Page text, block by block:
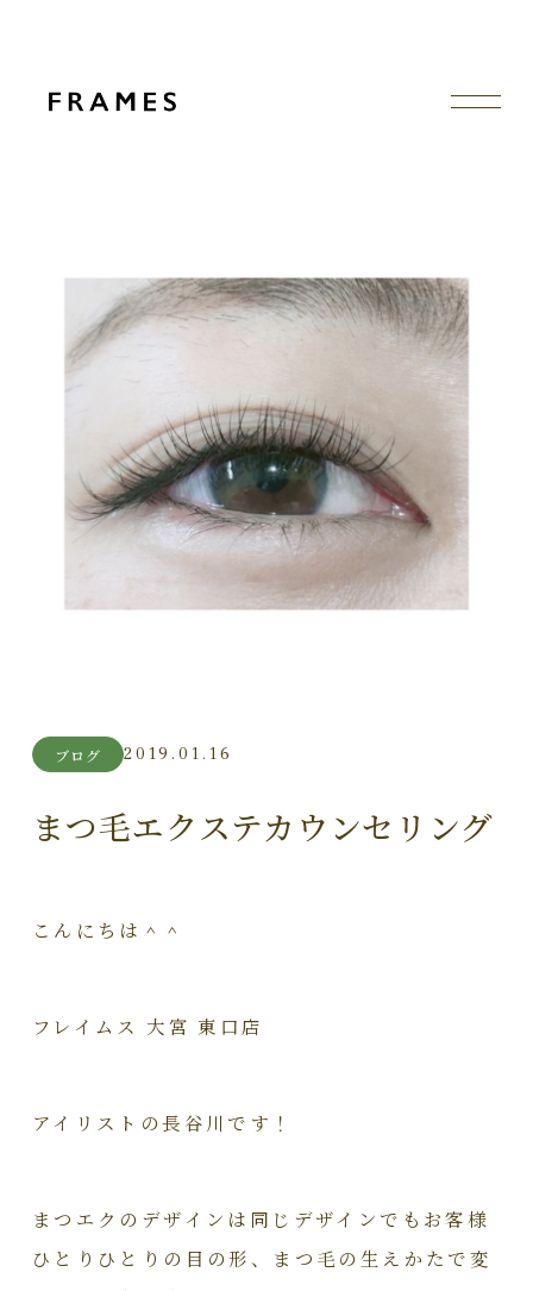
ブログ 2019.01.16
まつ毛エクステカウンセリング
こんにちは＾＾
フレイムス 大宮 東口店
アイリストの長谷川です！
まつエクのデザインは同じデザインでもお客様
ひとりひとりの目の形、まつ毛の生えかたで変